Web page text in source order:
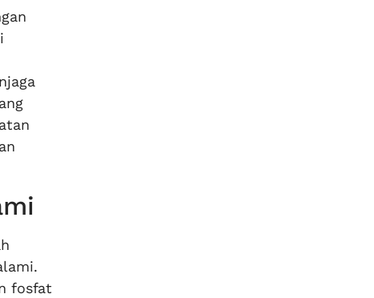
fosfat